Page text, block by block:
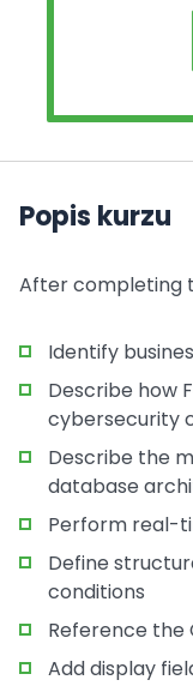
Popis kurzu
After completing
Identify
Describe how
cybersecurity
Describe the
database
Perform real-
Define
conditions
Reference the
Add display